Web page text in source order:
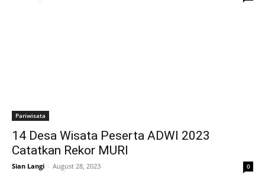
Pariwisata
14 Desa Wisata Peserta ADWI 2023
Catatkan Rekor MURI
Sian Langi - August 28, 2023 0